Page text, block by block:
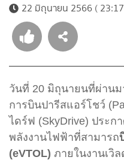
22 มิถุนายน 2566 (
วันที่ 20 มิถุนายนที่ผ่านม
การบินปารีสแอร์โชว์
ไดร์ฟ (SkyDrive) ประ
พลังงานไฟฟ้าที่สามารถ
(eVTOL) ภายในงานเวิ